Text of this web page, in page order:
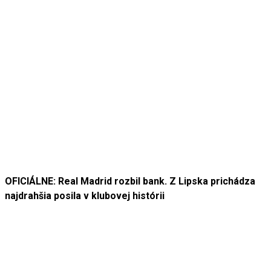
OFICIÁLNE: Real Madrid rozbil bank. Z Lipska prichádza
najdrahšia posila v klubovej histórii